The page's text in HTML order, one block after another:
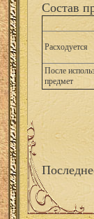
Состав
Расходуется
После
предмет